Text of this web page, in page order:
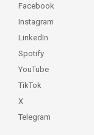
Facebook
Instagram
LinkedIn
Spotify
YouTube
TikTok
X
Telegram